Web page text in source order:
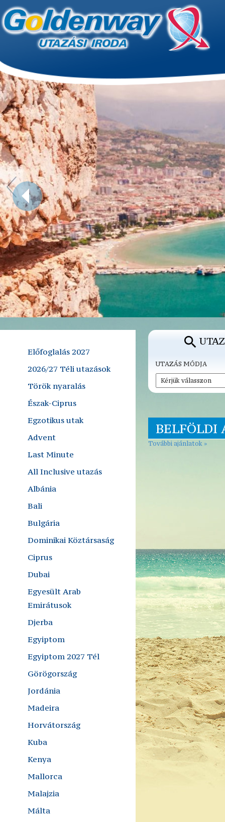
Előfoglalás 2027
2026/27 Téli utazások
Török nyaralás
Észak-Ciprus
Egzotikus utak
Advent
Last Minute
All Inclusive utazás
Albánia
Bali
Bulgária
Dominikai Köztársaság
Ciprus
Dubai
Egyesült Arab
Emirátusok
Djerba
Egyiptom
Egyiptom 2027 Tél
Görögország
Jordánia
Madeira
Horvátország
Kuba
Kenya
Mallorca
Malajzia
Málta
UTAZÁS MÓDJA
BELFÖLDI
További ajánlatok »